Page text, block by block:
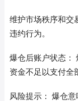
维护市场秩序和交
违约行为。
爆仓后账户状态：
资金不足以支付全
风险提示： 爆仓